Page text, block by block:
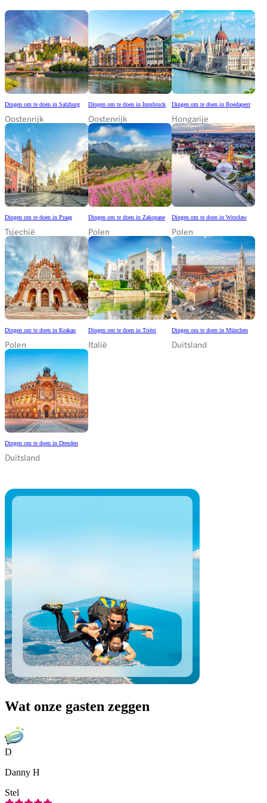
Dingen om te doen in Salzburg
Oostenrijk
Dingen om te doen in Innsbruck
Oostenrijk
Dingen om te doen in Boedapest
Hongarije
Dingen om te doen in Praag
Tsjechië
Dingen om te doen in Zakopane
Polen
Dingen om te doen in Wrocław
Polen
Dingen om te doen in Krakau
Polen
Dingen om te doen in Triëst
Italië
Dingen om te doen in München
Duitsland
Dingen om te doen in Dresden
Duitsland
Wat onze gasten zeggen
D
Danny H
Stel